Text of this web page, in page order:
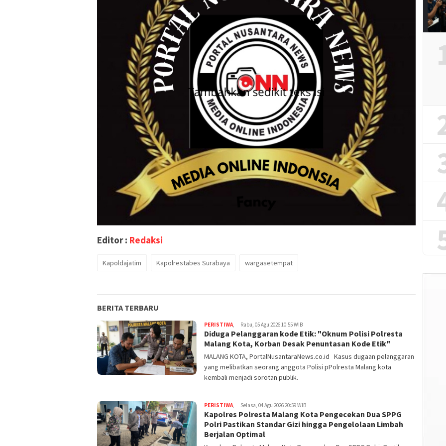
Editor : Redaksi
Kapoldajatim Kapolrestabes Surabaya wargasetempat
BERITA TERBARU
PERISTIWA, Rabu, 05 Agu 2026 10:55 WIB
Diduga Pelanggaran kode Etik: "Oknum Polisi Polresta
Malang Kota, Korban Desak Penuntasan Kode Etik"
MALANG KOTA, PortalNusantaraNews.co.id Kasus dugaan pelanggaran
yang melibatkan seorang anggota Polisi pPolresta Malang kota
kembali menjadi sorotan publik.
PERISTIWA, Selasa, 04 Agu 2026 20:59 WIB
Kapolres Polresta Malang Kota Pengecekan Dua SPPG
Polri Pastikan Standar Gizi hingga Pengelolaan Limbah
Berjalan Optimal